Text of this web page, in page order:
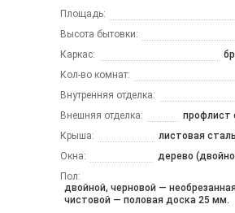
Площадь:
Высота бытовки:
Каркас:
Кол-во комнат:
Внутренняя отделка:
Внешняя отделка:
профлист
Крыша:
листовая
Окна:
дерево
Пол:
двойной, черновой —
чистовой — половая доска 25 мм.